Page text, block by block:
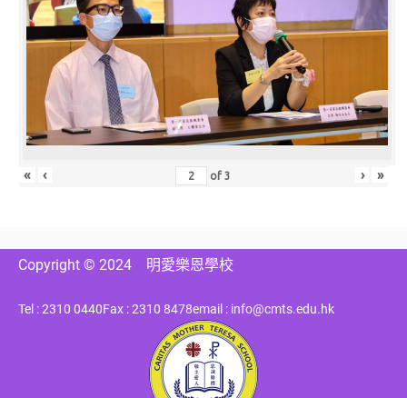
« ‹ of3 › »
Copyright © 2024 明愛樂恩學校
Tel : 2310 0440Fax : 2310 8478email : info@cmts.edu.hk